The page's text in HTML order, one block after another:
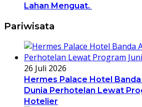
Lahan Menguat.
Pariwisata
26 Juli 2026
Hermes Palace Hotel
Dunia Perhotelan Lewat
Hotelier